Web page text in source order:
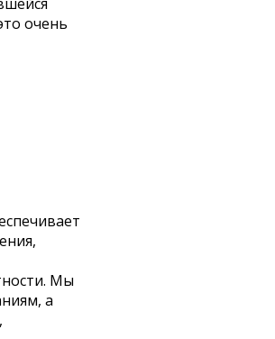
очень
Мы
а